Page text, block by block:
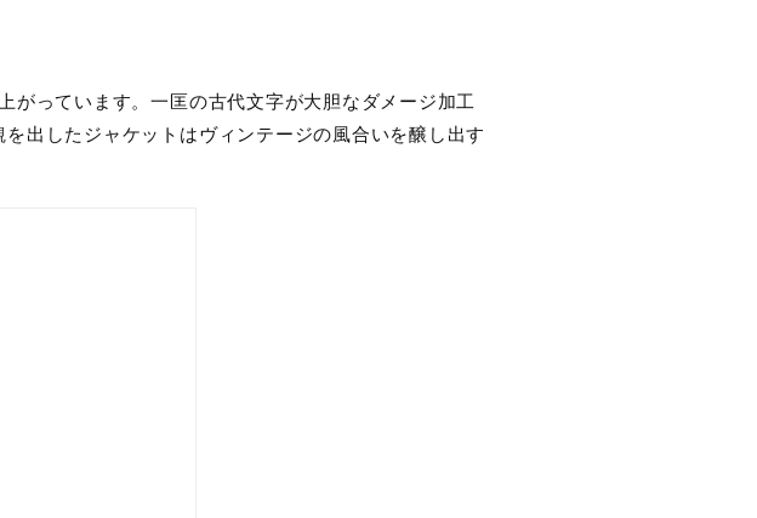
がっています。一匡の古代文字が大胆なダメージ加工
出したジャケットはヴィンテージの風合いを醸し出す